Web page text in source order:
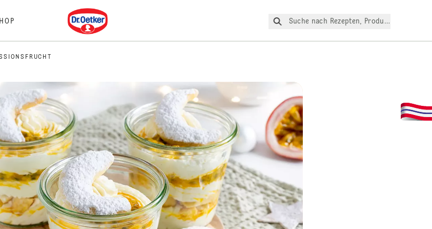
Dr. Oetker
Suche nach Rezepten, Produkte, etc.